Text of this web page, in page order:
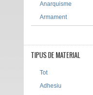
Anarquisme
Armament
TIPUS DE MATERIAL
Tot
Adhesiu